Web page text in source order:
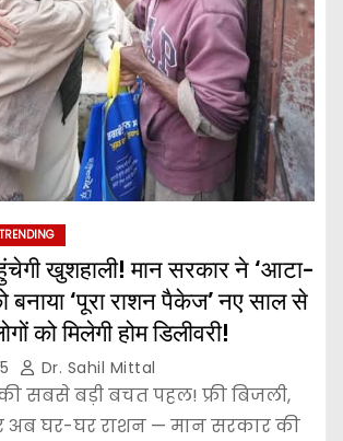
TRENDING
खुशहाली! मान सरकार ने ‘आटा-
बनाया ‘पूरा राशन पैकेज’ नए साल से
को मिलेगी होम डिलीवरी!
Dr. Sahil Mittal
सबसे बड़ी बचत पहल! फ्री बिजली,
अब घर-घर राशन — मान सरकार की